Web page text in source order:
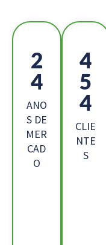
2
6
ANO
S DE
MER
CAD
O
5
0
0
CLIE
NTE
S